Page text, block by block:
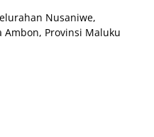
Nusaniwe,
Ambon, Provinsi Maluku